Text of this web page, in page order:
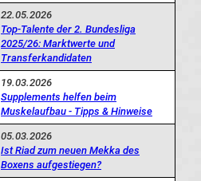
22.05.2026
Top-Talente der 2. Bundesliga
2025/26: Marktwerte und
Transferkandidaten
19.03.2026
Supplements helfen beim
Muskelaufbau - Tipps & Hinweise
05.03.2026
Ist Riad zum neuen Mekka des
Boxens aufgestiegen?